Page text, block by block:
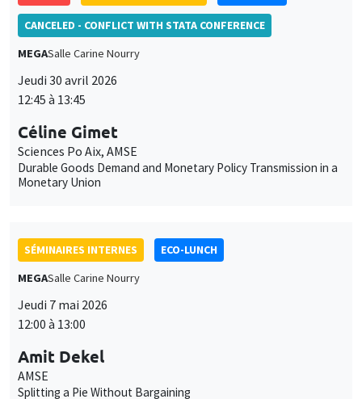
CANCELED - CONFLICT WITH STATA CONFERENCE
MEGASalle Carine Nourry
Jeudi 30 avril 2026
12:45 à 13:45
Céline Gimet
Sciences Po Aix, AMSE
Durable Goods Demand and Monetary Policy Transmission in a
Monetary Union
SÉMINAIRES INTERNES
ECO-LUNCH
MEGASalle Carine Nourry
Jeudi 7 mai 2026
12:00 à 13:00
Amit Dekel
AMSE
Splitting a Pie Without Bargaining